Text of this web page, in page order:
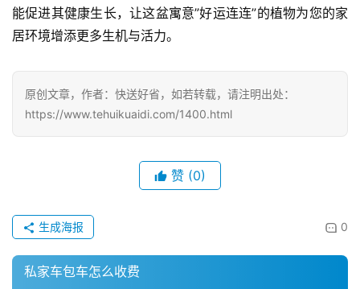
物
流
科
能促进其健康生长，让这盆寓意”好运连连”的植物为您的家
居环境增添更多生机与活力。
原创文章，作者：快送好省，如若转载，请注明出处：
https://www.tehuikuaidi.com/1400.html
赞 (0)
0
生成海报
私家车包车怎么收费